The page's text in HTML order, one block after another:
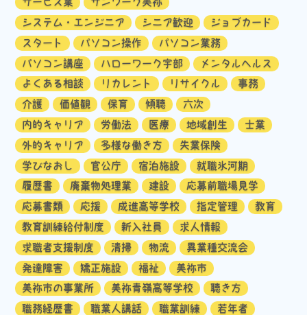
システム・エンジニア
シニア歓迎
ジョブカード
スタート
パソコン操作
パソコン業務
パソコン講座
ハローワーク宇部
メンタルヘルス
よくある相談
リカレント リサイクル
事務
介護
価値観 保育 傾聴
六次
内的キャリア
労働法 医療 地域創生
士業
外的キャリア
多様な働き方
失業保険
学びなおし
官公庁 宿泊施設
就職氷河期
履歴書
廃棄物処理業 建設
応募前職場見学
応募書類
応援 成進高等学校 指定管理
教育
教育訓練給付制度
新入社員
求人情報
求職者支援制度
清掃 物流
異業種交流会
発達障害
矯正施設 福祉
美祢市
美祢市の事業所
美祢青嶺高等学校
聴き方
職務経歴書
職業人講話 職業訓練
若年者